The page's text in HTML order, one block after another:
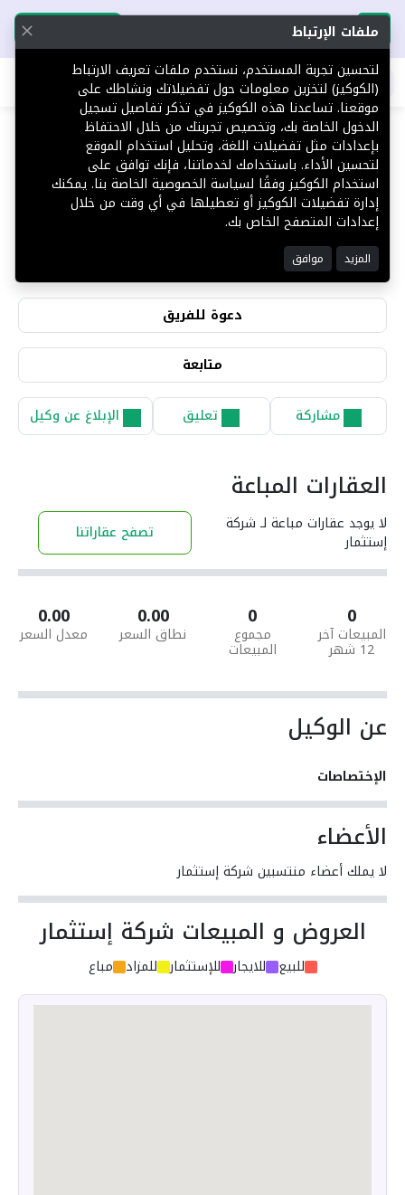
تحميل التطبيق تحميل التطبيق
اطلب عقارك
شركة إستثمار
0
التقييمات
دعوة للفريق
متابعة
مشاركة تعليق الإبلاغ عن وكيل
العقارات المباعة
لا يوجد عقارات مباعة لـ شركة
إستثمار تصفح عقاراتنا
0
المبيعات آخر
12 شهر
0
مجموع
المبيعات
0.00
نطاق السعر
0.00
معدل السعر
عن الوكيل
الإختصاصات
الأعضاء
لا يملك أعضاء منتسبين شركة إستثمار
العروض و المبيعات شركة إستثمار
للبيع للايجار للإستثمار للمزاد مباع
ملفات الإرتباط
لتحسين تجربة المستخدم، نستخدم ملفات تعريف الارتباط
(الكوكيز) لتخزين معلومات حول تفضيلاتك ونشاطك على
موقعنا. تساعدنا هذه الكوكيز في تذكر تفاصيل تسجيل
الدخول الخاصة بك، وتخصيص تجربتك من خلال الاحتفاظ
بإعدادات مثل تفضيلات اللغة، وتحليل استخدام الموقع
لتحسين الأداء. باستخدامك لخدماتنا، فإنك توافق على
استخدام الكوكيز وفقًا لسياسة الخصوصية الخاصة بنا. يمكنك
إدارة تفضيلات الكوكيز أو تعطيلها في أي وقت من خلال
إعدادات المتصفح الخاص بك.
المزيد موافق